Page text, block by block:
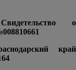
о
край